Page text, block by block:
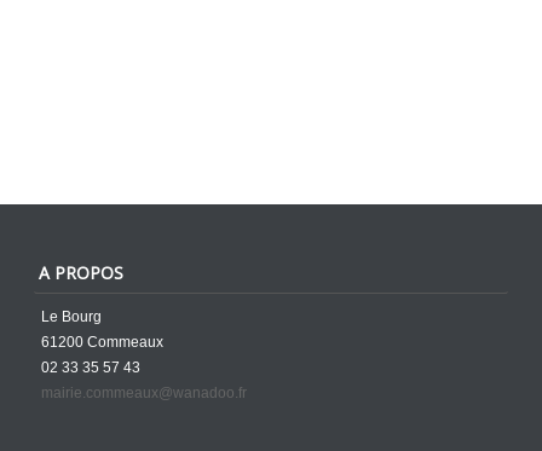
A PROPOS
Le Bourg
61200 Commeaux
02 33 35 57 43
mairie.commeaux@wanadoo.fr